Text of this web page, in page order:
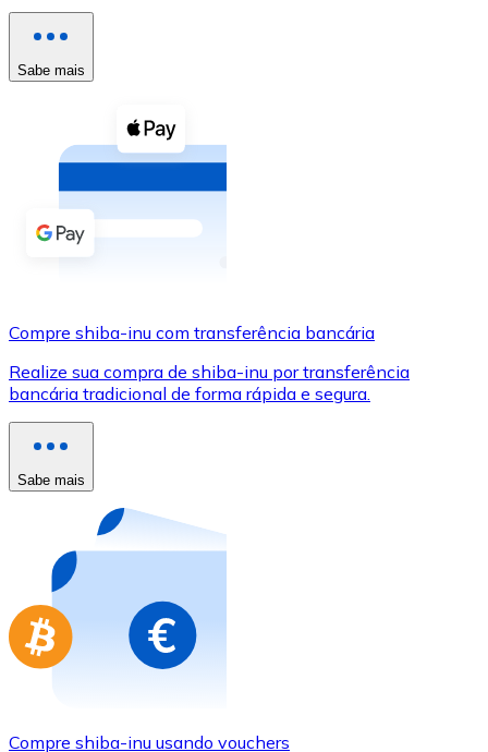
Ver tudo
Cupons cripto
Compre criptomoedas com dinheiro e outros
Comprar com dinheiro
Transferência SEPA
Use cartões Visa e Mastercard para comprar
Comprar com cartão
Compre cartões-presente das suas marcas favoritas
Ir para a loja de cartões-presente
Sabe mais
Compre shiba-inu com transferência bancária
Realize sua compra de shiba-inu por transferência
bancária tradicional de forma rápida e segura.
Sabe mais
Compre shiba-inu usando vouchers